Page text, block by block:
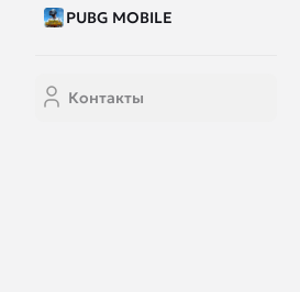
PUBG MOBILE
Контакты